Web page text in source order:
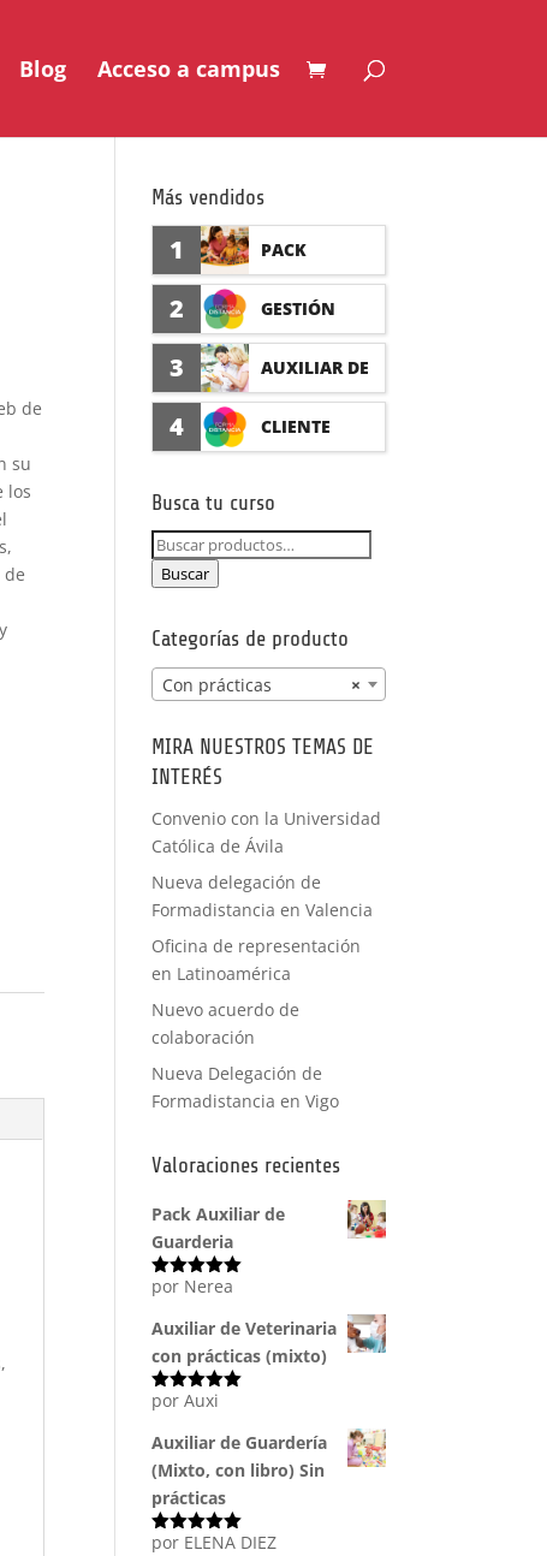
Blog Acceso a campus
de
su
los
Más vendidos
1 PACK
AUXILIAR DE
GUARDERÍA
CON
2 GESTIÓN
SEGURO DE
ACCIDENTES
(PRÁCTICAS
FORMATIVAS)
3 AUXILIAR DE
FARMACIA Y
IA CON
PRÁCTICAS
4 CLIENTE
Busca tu curso
Buscar
por:
Buscar
Categorías de producto
×
Con prácticas
MIRA NUESTROS TEMAS DE
INTERÉS
Convenio con la Universidad
Católica de Ávila
Nueva delegación de
Formadistancia en Valencia
Oficina de representación
en Latinoamérica
Nuevo acuerdo de
colaboración
Nueva Delegación de
Formadistancia en Vigo
Valoraciones recientes
Pack Auxiliar de
Guarderia
Valorado
por Nerea
Auxiliar de Veterinaria
con prácticas (mixto)
Valorado
por Auxi
Auxiliar de Guardería
(Mixto, con libro) Sin
prácticas
Valorado
por ELENA DIEZ